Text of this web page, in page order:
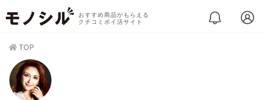
おすすめ商品がもらえる
クチコミポイ活サイト
TOP